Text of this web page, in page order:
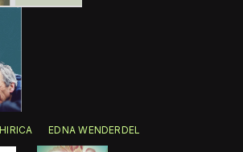
EDNA WENDERDEL